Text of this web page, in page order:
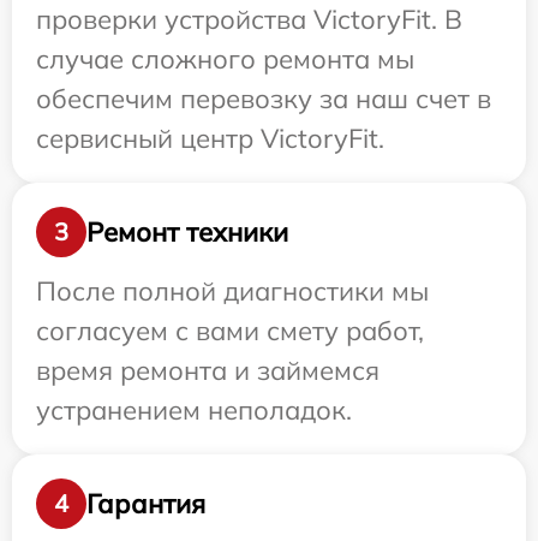
проверки устройства VictoryFit. В
случае сложного ремонта мы
обеспечим перевозку за наш счет в
сервисный центр VictoryFit.
3
Ремонт техники
После полной диагностики мы
согласуем с вами смету работ,
время ремонта и займемся
устранением неполадок.
4
Гарантия